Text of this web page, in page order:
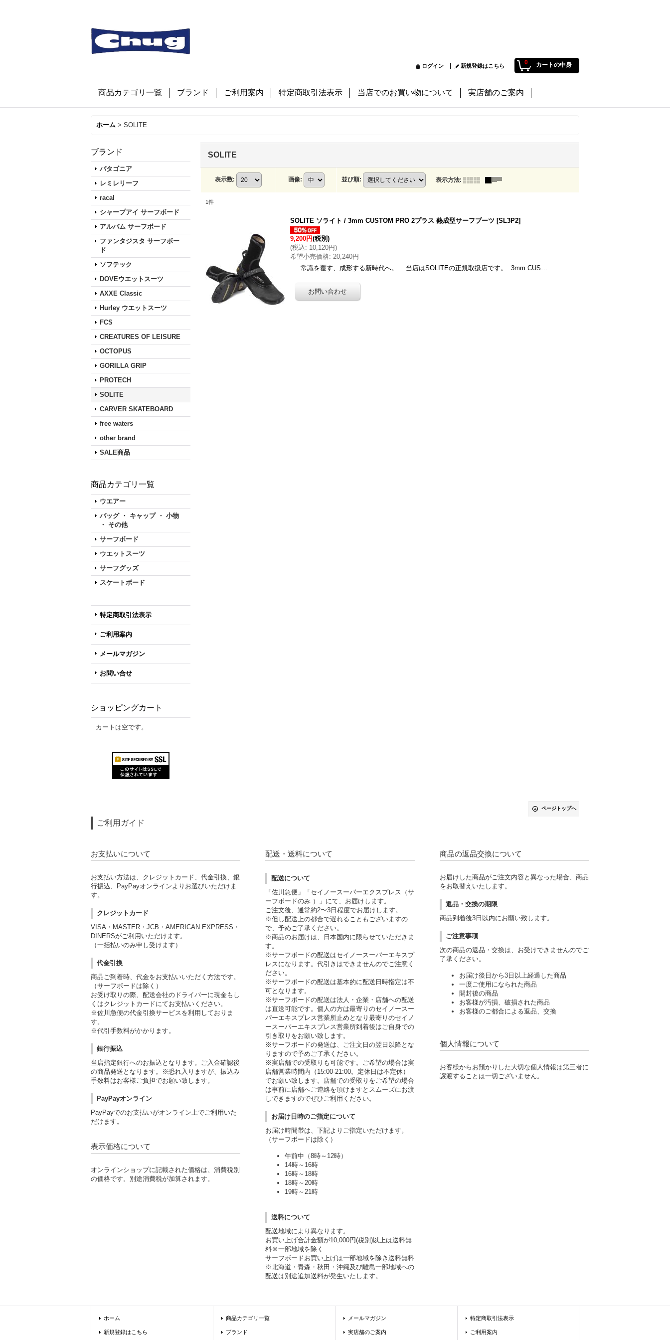
0 カートの中身
ログイン 新規登録はこちら
商品カテゴリ一覧 ブランド ご利用案内 特定商取引法表示 当店でのお買い物について 実店舗のご案内
ホーム > SOLITE
ブランド
パタゴニア
レミレリーフ
racal
シャープアイ サーフボード
アルバム サーフボード
ファンタジスタ サーフボー
ド
ソフテック
DOVEウエットスーツ
AXXE Classic
Hurley ウエットスーツ
FCS
CREATURES OF LEISURE
OCTOPUS
GORILLA GRIP
PROTECH
SOLITE
CARVER SKATEBOARD
free waters
other brand
SALE商品
商品カテゴリ一覧
ウエアー
バッグ ・ キャップ ・ 小物
・ その他
サーフボード
ウエットスーツ
サーフグッズ
スケートボード
特定商取引法表示
ご利用案内
メールマガジン
お問い合せ
ショッピングカート
カートは空です。
SOLITE
表示数: 画像: 並び順: 表示方法:
1件
SOLITE ソライト / 3mm CUSTOM PRO 2プラス 熱成型サーフブーツ [SL3P2]
9,200円(税別)
(税込: 10,120円)
希望小売価格: 20,240円
常識を覆す、成形する新時代へ。 当店はSOLITEの正規取扱店です。 3mm CUS…
ページトップへ
ご利用ガイド
お支払いについて
お支払い方法は、クレジットカード、代金引換、銀
行振込、PayPayオンラインよりお選びいただけま
す。
クレジットカード
VISA・MASTER・JCB・AMERICAN EXPRESS・
DINERSがご利用いただけます。
（一括払いのみ申し受けます）
代金引換
商品ご到着時、代金をお支払いいただく方法です。
（サーフボードは除く）
お受け取りの際、配送会社のドライバーに現金もし
くはクレジットカードにてお支払いください。
※佐川急便の代金引換サービスを利用しておりま
す。
※代引手数料がかかります。
銀行振込
当店指定銀行へのお振込となります。ご入金確認後
の商品発送となります。※恐れ入りますが、振込み
手数料はお客様ご負担でお願い致します。
PayPayオンライン
PayPayでのお支払いがオンライン上でご利用いた
だけます。
表示価格について
オンラインショップに記載された価格は、消費税別
の価格です。別途消費税が加算されます。
配送・送料について
配送について
「佐川急便」「セイノースーパーエクスプレス（サ
ーフボードのみ ）」にて、お届けします。
ご注文後、通常約2〜3日程度でお届けします。
※但し配送上の都合で遅れることもございますの
で、予めご了承ください。
※商品のお届けは、日本国内に限らせていただきま
す。
※サーフボードの配送はセイノースーパーエキスプ
レスになります。代引きはできませんのでご注意く
ださい。
※サーフボードの配送は基本的に配送日時指定は不
可となります。
※サーフボードの配送は法人・企業・店舗への配送
は直送可能です。個人の方は最寄りのセイノースー
パーエキスプレス営業所止めとなり最寄りのセイノ
ースーパーエキスプレス営業所到着後はご自身での
引き取りをお願い致します。
※サーフボードの発送は、ご注文日の翌日以降とな
りますので予めご了承ください。
※実店舗での受取りも可能です。ご希望の場合は実
店舗営業時間内（15:00-21:00。定休日は不定休）
でお願い致します。店舗での受取りをご希望の場合
は事前に店舗へご連絡を頂けますとスムーズにお渡
しできますのでぜひご利用ください。
お届け日時のご指定について
お届け時間帯は、下記よりご指定いただけます。
（サーフボードは除く）
午前中（8時～12時）
14時～16時
16時～18時
18時～20時
19時～21時
送料について
配送地域により異なります。
お買い上げ合計金額が10,000円(税別)以上は送料無
料※一部地域を除く
サーフボードお買い上げは一部地域を除き送料無料
※北海道・青森・秋田・沖縄及び離島一部地域への
配送は別途追加送料が発生いたします。
商品の返品交換について
お届けした商品がご注文内容と異なった場合、商品
をお取替えいたします。
返品・交換の期限
商品到着後3日以内にお願い致します。
ご注意事項
次の商品の返品・交換は、お受けできませんのでご
了承ください。
お届け後日から3日以上経過した商品
一度ご使用になられた商品
開封後の商品
お客様が汚損、破損された商品
お客様のご都合による返品、交換
個人情報について
お客様からお預かりした大切な個人情報は第三者に
譲渡することは一切ございません。
ホーム
新規登録はこちら
商品カテゴリ一覧
ブランド
メールマガジン
実店舗のご案内
特定商取引法表示
ご利用案内